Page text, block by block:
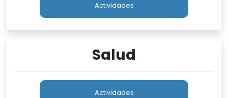
Actividades
Salud
Actividades